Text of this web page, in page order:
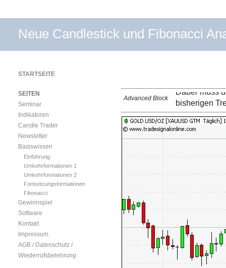
Neue Candlestick und Fibonacci
Advanced Block
Advanced
Dabei muss
bisherigen
STARTSEITE
SEITEN
Seminar
Indikatoren
Candle Trader
Newsletter
Basiswissen
Einführung
Umkehrformationen 1
Umkehrformationen 2
Fortsetzungsformationen
Fibonacci
Gewinnspiel
Software
Kontakt
Impressum
AGB / Datenschutz /
Wiederrufsbelehrung